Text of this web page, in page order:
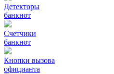
Детекторы
банкнот
Счетчики
банкнот
Кнопки вызова
официанта